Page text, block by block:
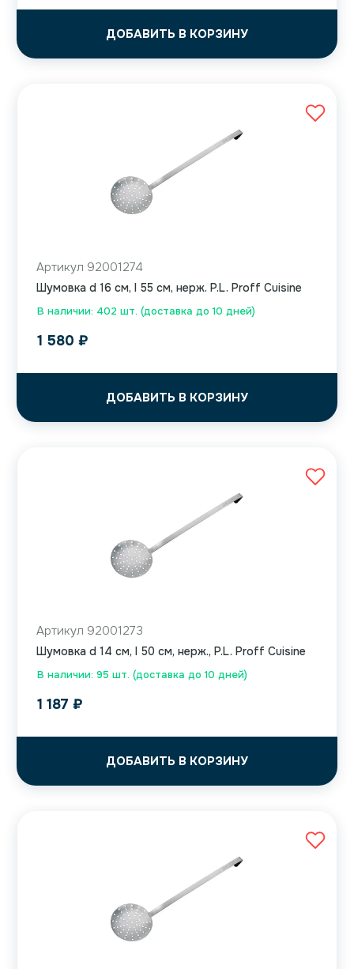
ДОБАВИТЬ В КОРЗИНУ
В наличии: 402 шт. (доставка до 10 дней)
Артикул 92001274
Шумовка d 16 см, l 55 см, нерж. P.L. Proff Cuisine
1 580 ₽
ДОБАВИТЬ В КОРЗИНУ
В наличии: 95 шт. (доставка до 10 дней)
Артикул 92001273
Шумовка d 14 см, l 50 см, нерж., P.L. Proff Cuisine
1 187 ₽
ДОБАВИТЬ В КОРЗИНУ